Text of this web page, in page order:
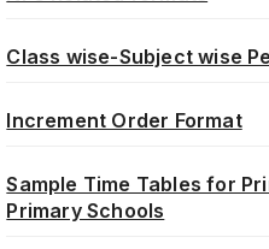
Class wise-Subject wise
Increment Order Format
Sample Time Tables for
Primary Schools